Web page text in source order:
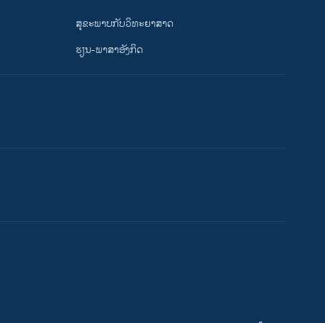
ສຸຂະພາບກັບວິທະຍາສາດ
ຮຽນ-ພາສາອັງກິດ